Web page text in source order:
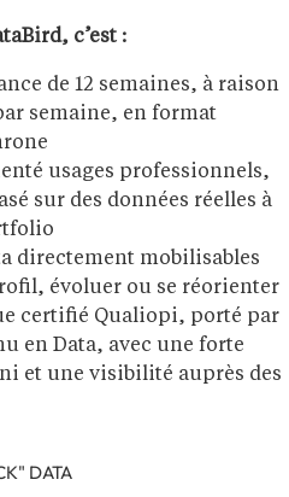
c’est :
de 12 semaines, à raison
semaine, en format
usages professionnels,
sur des données réelles à
directement mobilisables
évoluer ou se réorienter
certifié Qualiopi, porté par
en Data, avec une forte
et une visibilité auprès des
DATA